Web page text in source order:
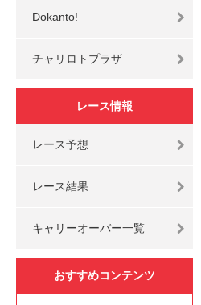
Dokanto!
チャリロトプラザ
レース情報
レース予想
レース結果
キャリーオーバー一覧
おすすめコンテンツ